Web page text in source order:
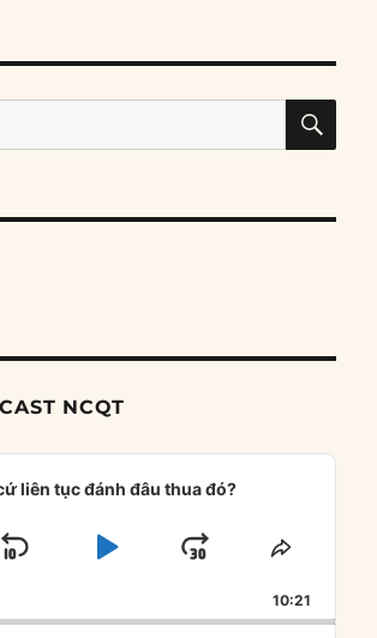
NCQT
liên tục đánh đâu thua đó?
SKIP
PLAYJUMP
FORWARD
SHARE
10:21